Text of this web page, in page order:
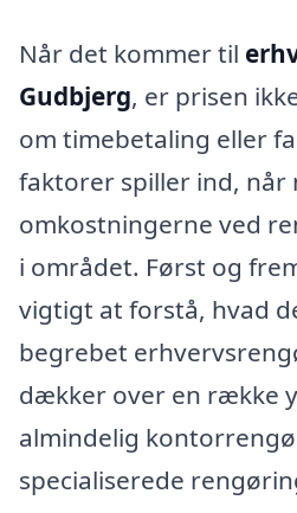
Når det kommer til
Gudbjerg, er prisen
om timebetaling eller
faktorer spiller ind, når
omkostningerne ved
i området. Først og
vigtigt at forstå, hvad
begrebet
dækker over en række
almindelig
specialiserede